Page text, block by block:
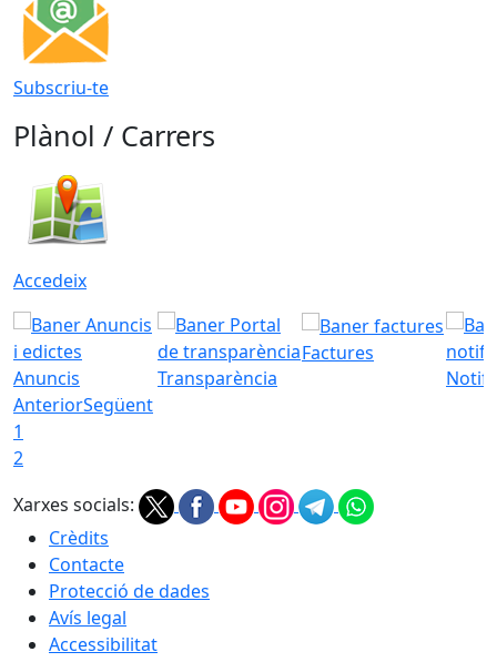
Subscriu-te
Plànol / Carrers
Accedeix
Anuncis Transparència
Factures
AnteriorSegüent
1
2
Xarxes socials:
Crèdits
Contacte
Protecció de dades
Avís legal
Accessibilitat